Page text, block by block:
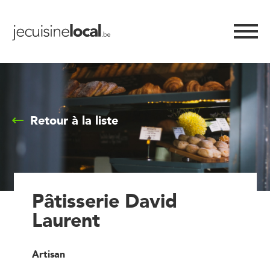
Retour à la liste
Pâtisserie David
Laurent
Artisan